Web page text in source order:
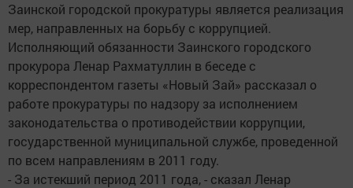
Заинской городской прокуратуры является реализация
мер, направленных на борьбу с коррупцией.
Исполняющий обязанности Заинского городского
прокурора Ленар Рахматуллин в беседе с
корреспондентом газеты «Новый Зай» рассказал о
работе прокуратуры по надзору за исполнением
законодательства о противодействии коррупции,
государственной муниципальной службе, проведенной
по всем направлениям в 2011 году.
- За истекший период 2011 года, - сказал Ленар